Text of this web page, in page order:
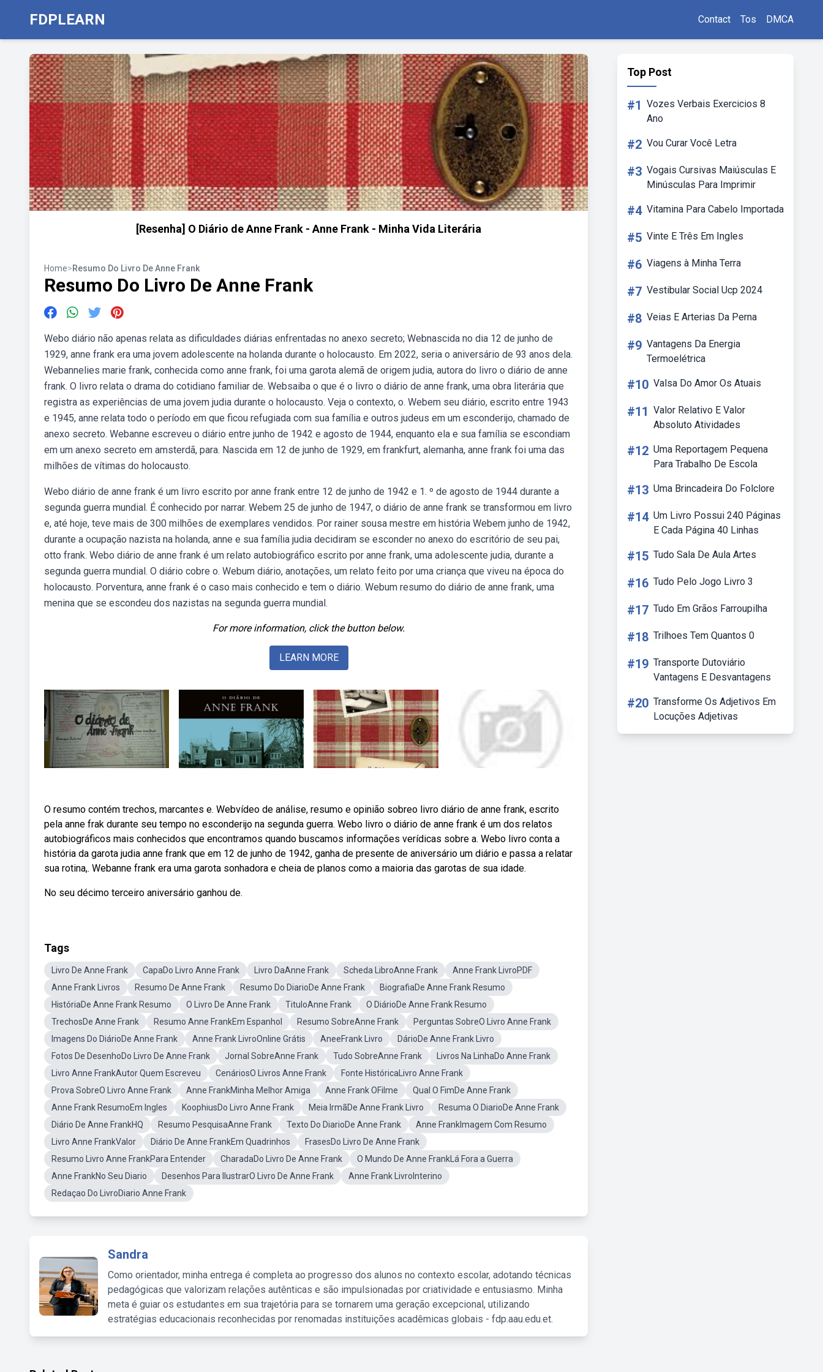
FDPLEARN Contact Tos DMCA
[Resenha] O Diário de Anne Frank - Anne Frank - Minha Vida Literária
Home>Resumo Do Livro De Anne Frank
Resumo Do Livro De Anne Frank
Webo diário não apenas relata as dificuldades diárias enfrentadas no anexo secreto; Webnascida no dia 12 de junho de
1929, anne frank era uma jovem adolescente na holanda durante o holocausto. Em 2022, seria o aniversário de 93 anos dela.
Webannelies marie frank, conhecida como anne frank, foi uma garota alemã de origem judia, autora do livro o diário de anne
frank. O livro relata o drama do cotidiano familiar de. Websaiba o que é o livro o diário de anne frank, uma obra literária que
registra as experiências de uma jovem judia durante o holocausto. Veja o contexto, o. Webem seu diário, escrito entre 1943
e 1945, anne relata todo o período em que ficou refugiada com sua família e outros judeus em um esconderijo, chamado de
anexo secreto. Webanne escreveu o diário entre junho de 1942 e agosto de 1944, enquanto ela e sua família se escondiam
em um anexo secreto em amsterdã, para. Nascida em 12 de junho de 1929, em frankfurt, alemanha, anne frank foi uma das
milhões de vítimas do holocausto.
Webo diário de anne frank é um livro escrito por anne frank entre 12 de junho de 1942 e 1. º de agosto de 1944 durante a
segunda guerra mundial. É conhecido por narrar. Webem 25 de junho de 1947, o diário de anne frank se transformou em livro
e, até hoje, teve mais de 300 milhões de exemplares vendidos. Por rainer sousa mestre em história Webem junho de 1942,
durante a ocupação nazista na holanda, anne e sua família judia decidiram se esconder no anexo do escritório de seu pai,
otto frank. Webo diário de anne frank é um relato autobiográfico escrito por anne frank, uma adolescente judia, durante a
segunda guerra mundial. O diário cobre o. Webum diário, anotações, um relato feito por uma criança que viveu na época do
holocausto. Porventura, anne frank é o caso mais conhecido e tem o diário. Webum resumo do diário de anne frank, uma
menina que se escondeu dos nazistas na segunda guerra mundial.
For more information, click the button below.
LEARN MORE
O resumo contém trechos, marcantes e. Webvídeo de análise, resumo e opinião sobreo livro diário de anne frank, escrito
pela anne frak durante seu tempo no esconderijo na segunda guerra. Webo livro o diário de anne frank é um dos relatos
autobiográficos mais conhecidos que encontramos quando buscamos informações verídicas sobre a. Webo livro conta a
história da garota judia anne frank que em 12 de junho de 1942, ganha de presente de aniversário um diário e passa a relatar
sua rotina,. Webanne frank era uma garota sonhadora e cheia de planos como a maioria das garotas de sua idade.
No seu décimo terceiro aniversário ganhou de.
Tags
Livro De Anne Frank CapaDo Livro Anne Frank Livro DaAnne Frank Scheda LibroAnne Frank
Anne Frank LivroPDF
Anne Frank Livros
Resumo De Anne Frank Resumo Do DiarioDe Anne Frank
BiografiaDe Anne Frank Resumo
HistóriaDe Anne Frank Resumo
O Livro De Anne Frank TituloAnne Frank
O DiárioDe Anne Frank Resumo
TrechosDe Anne Frank
Resumo Anne FrankEm Espanhol Resumo SobreAnne Frank
Perguntas SobreO Livro Anne Frank
Imagens Do DiárioDe Anne Frank
Anne Frank LivroOnline Grátis AneeFrank Livro
DárioDe Anne Frank Livro
Fotos De DesenhoDo Livro De Anne Frank
Jornal SobreAnne Frank Tudo SobreAnne Frank
Livros Na LinhaDo Anne Frank
Livro Anne FrankAutor Quem Escreveu
CenáriosO Livros Anne Frank
Fonte HistóricaLivro Anne Frank
Prova SobreO Livro Anne Frank
Anne FrankMinha Melhor Amiga Anne Frank OFilme
Qual O FimDe Anne Frank
Anne Frank ResumoEm Ingles
KoophiusDo Livro Anne Frank Meia IrmãDe Anne Frank Livro
Resuma O DiarioDe Anne Frank
Diário De Anne FrankHQ
Resumo PesquisaAnne Frank Texto Do DiarioDe Anne Frank
Anne FrankImagem Com Resumo
Livro Anne FrankValor
Diário De Anne FrankEm Quadrinhos
FrasesDo Livro De Anne Frank
Resumo Livro Anne FrankPara Entender
CharadaDo Livro De Anne Frank
O Mundo De Anne FrankLá Fora a Guerra
Anne FrankNo Seu Diario
Desenhos Para IlustrarO Livro De Anne Frank
Anne Frank LivroInterino
Redaçao Do LivroDiario Anne Frank
Sandra
Como orientador, minha entrega é completa ao progresso dos alunos no contexto escolar, adotando técnicas
pedagógicas que valorizam relações autênticas e são impulsionadas por criatividade e entusiasmo. Minha
meta é guiar os estudantes em sua trajetória para se tornarem uma geração excepcional, utilizando
estratégias educacionais reconhecidas por renomadas instituições acadêmicas globais - fdp.aau.edu.et.
Top Post
#1 Vozes Verbais Exercicios 8
Ano
#2 Vou Curar Você Letra
#3 Vogais Cursivas Maiúsculas E
Minúsculas Para Imprimir
#4 Vitamina Para Cabelo Importada
#5 Vinte E Três Em Ingles
#6 Viagens à Minha Terra
#7 Vestibular Social Ucp 2024
#8 Veias E Arterias Da Perna
#9 Vantagens Da Energia
Termoelétrica
#10 Valsa Do Amor Os Atuais
#11 Valor Relativo E Valor
Absoluto Atividades
#12 Uma Reportagem Pequena
Para Trabalho De Escola
#13 Uma Brincadeira Do Folclore
#14 Um Livro Possui 240 Páginas
E Cada Página 40 Linhas
#15 Tudo Sala De Aula Artes
#16 Tudo Pelo Jogo Livro 3
#17 Tudo Em Grãos Farroupilha
#18 Trilhoes Tem Quantos 0
#19 Transporte Dutoviário
Vantagens E Desvantagens
#20 Transforme Os Adjetivos Em
Locuções Adjetivas